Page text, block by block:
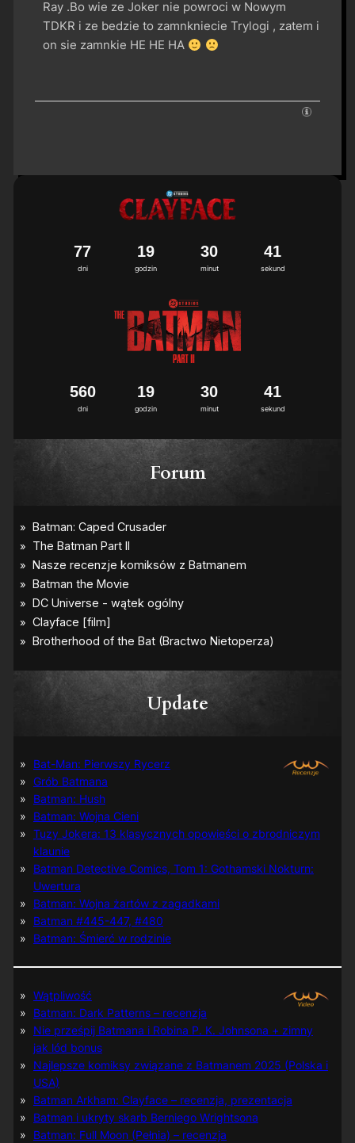
Ray .Bo wie ze Joker nie powroci w Nowym
TDKR i ze bedzie to zamnkniecie Trylogi , zatem i
on sie zamnkie HE HE HA
dni
77
godzin
19
minut
30
sekund
41
dni
560
godzin
19
minut
30
sekund
41
Forum
Update
Bat-Man: Pierwszy Rycerz
Grób Batmana
Batman: Hush
Batman: Wojna Cieni
Tuzy Jokera: 13 klasycznych opowieści o zbrodniczym
klaunie
Batman Detective Comics, Tom 1: Gothamski Nokturn:
Uwertura
Batman: Wojna żartów z zagadkami
Batman #445-447, #480
Batman: Śmierć w rodzinie
Wątpliwość
Batman: Dark Patterns – recenzja
Nie prześpij Batmana i Robina P. K. Johnsona + zimny
jak lód bonus
Najlepsze komiksy związane z Batmanem 2025 (Polska i
USA)
Batman Arkham: Clayface – recenzja, prezentacja
Batman i ukryty skarb Berniego Wrightsona
Batman: Full Moon (Pełnia) – recenzja